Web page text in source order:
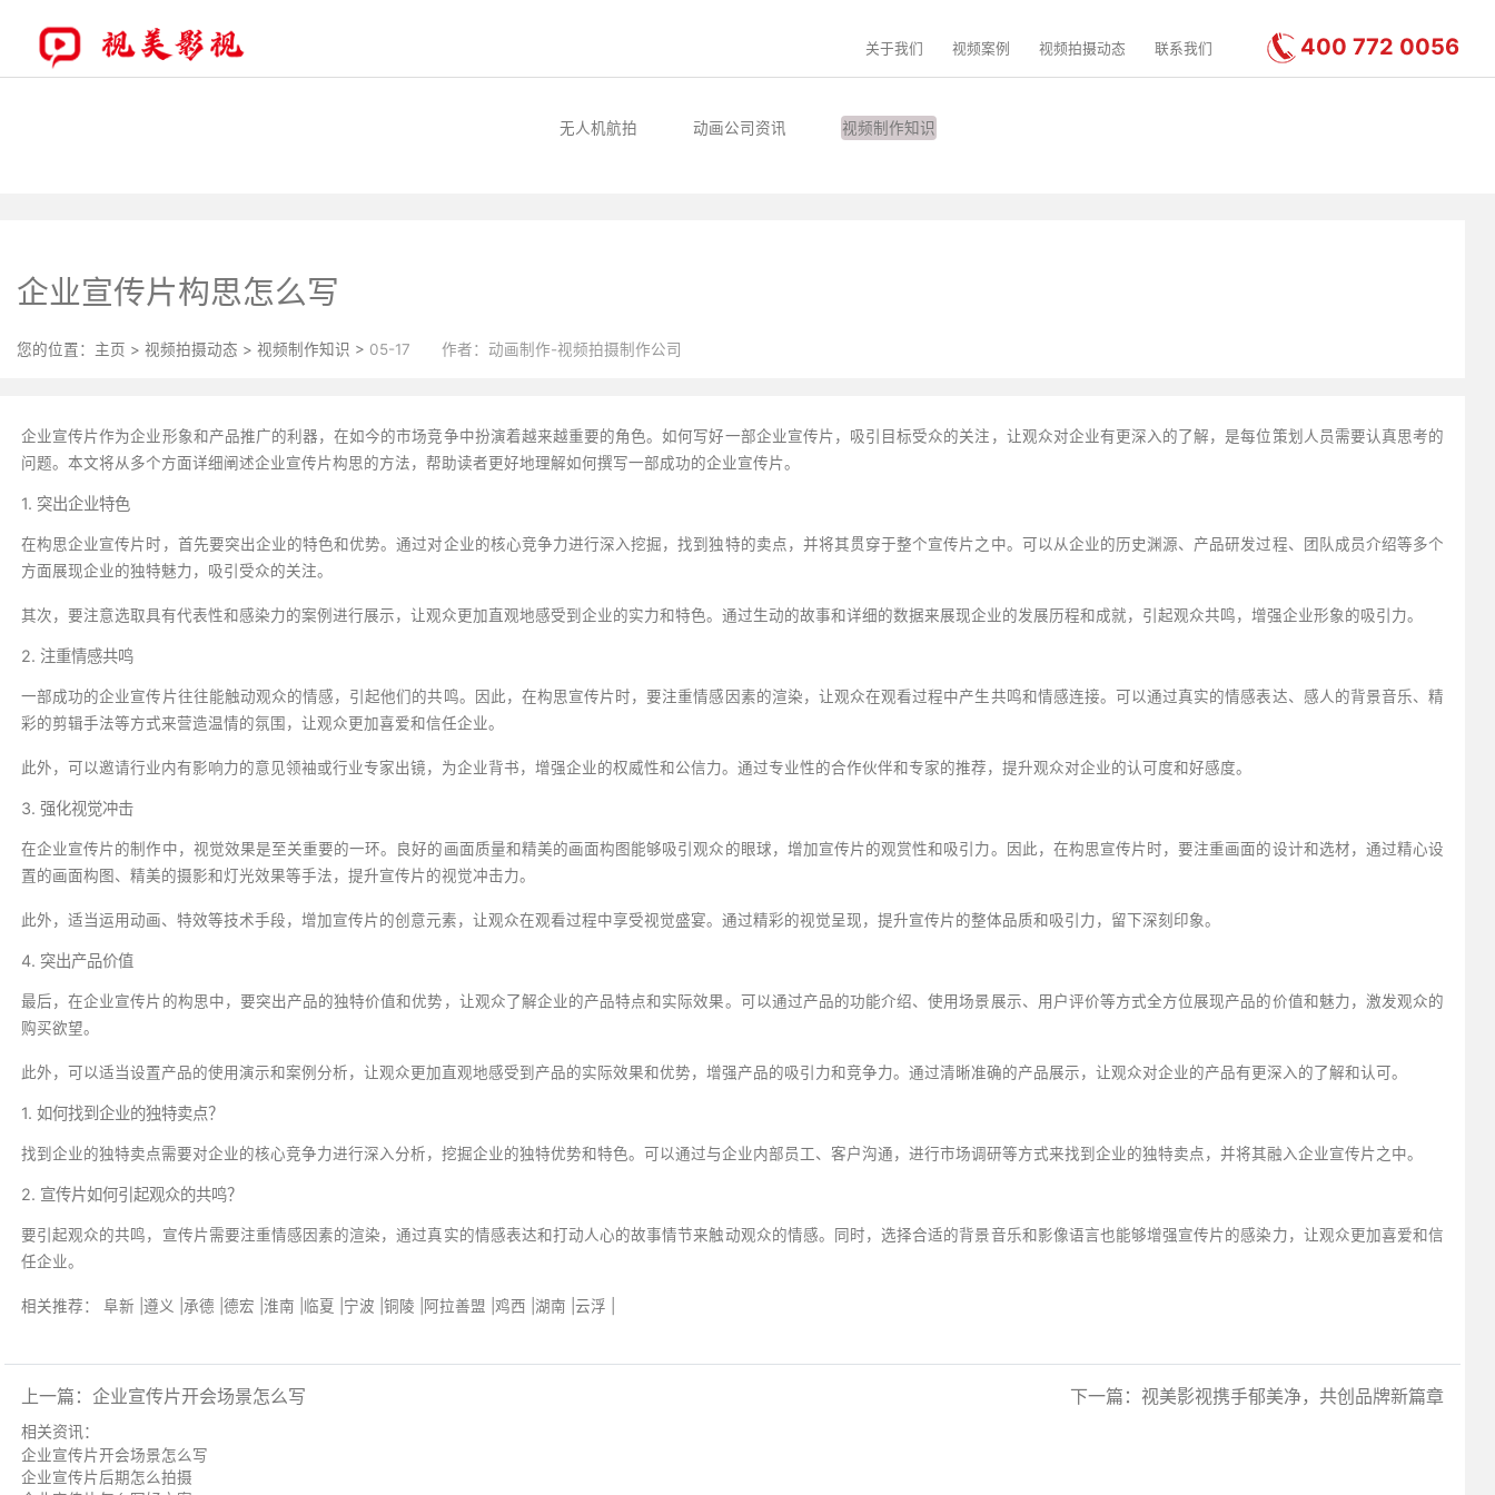
关于我们 视频案例 视频拍摄动态 联系我们 400 772 0056
无人机航拍 动画公司资讯 视频制作知识
企业宣传片构思怎么写
您的位置： 主页 > 视频拍摄动态 > 视频制作知识 > 05-17 作者：动画制作-视频拍摄制作公司
企业宣传片作为企业形象和产品推广的利器，在如今的市场竞争中扮演着越来越重要的角色。如何写好一部企业宣传片，吸引目标受众的关注，让观众对企业有更深入的了解，是每位策划人员需要认真思考的
问题。本文将从多个方面详细阐述企业宣传片构思的方法，帮助读者更好地理解如何撰写一部成功的企业宣传片。
1. 突出企业特色
在构思企业宣传片时，首先要突出企业的特色和优势。通过对企业的核心竞争力进行深入挖掘，找到独特的卖点，并将其贯穿于整个宣传片之中。可以从企业的历史渊源、产品研发过程、团队成员介绍等多个
方面展现企业的独特魅力，吸引受众的关注。
其次，要注意选取具有代表性和感染力的案例进行展示，让观众更加直观地感受到企业的实力和特色。通过生动的故事和详细的数据来展现企业的发展历程和成就，引起观众共鸣，增强企业形象的吸引力。
2. 注重情感共鸣
一部成功的企业宣传片往往能触动观众的情感，引起他们的共鸣。因此，在构思宣传片时，要注重情感因素的渲染，让观众在观看过程中产生共鸣和情感连接。可以通过真实的情感表达、感人的背景音乐、精
彩的剪辑手法等方式来营造温情的氛围，让观众更加喜爱和信任企业。
此外，可以邀请行业内有影响力的意见领袖或行业专家出镜，为企业背书，增强企业的权威性和公信力。通过专业性的合作伙伴和专家的推荐，提升观众对企业的认可度和好感度。
3. 强化视觉冲击
在企业宣传片的制作中，视觉效果是至关重要的一环。良好的画面质量和精美的画面构图能够吸引观众的眼球，增加宣传片的观赏性和吸引力。因此，在构思宣传片时，要注重画面的设计和选材，通过精心设
置的画面构图、精美的摄影和灯光效果等手法，提升宣传片的视觉冲击力。
此外，适当运用动画、特效等技术手段，增加宣传片的创意元素，让观众在观看过程中享受视觉盛宴。通过精彩的视觉呈现，提升宣传片的整体品质和吸引力，留下深刻印象。
4. 突出产品价值
最后，在企业宣传片的构思中，要突出产品的独特价值和优势，让观众了解企业的产品特点和实际效果。可以通过产品的功能介绍、使用场景展示、用户评价等方式全方位展现产品的价值和魅力，激发观众的
购买欲望。
此外，可以适当设置产品的使用演示和案例分析，让观众更加直观地感受到产品的实际效果和优势，增强产品的吸引力和竞争力。通过清晰准确的产品展示，让观众对企业的产品有更深入的了解和认可。
1. 如何找到企业的独特卖点？
找到企业的独特卖点需要对企业的核心竞争力进行深入分析，挖掘企业的独特优势和特色。可以通过与企业内部员工、客户沟通，进行市场调研等方式来找到企业的独特卖点，并将其融入企业宣传片之中。
2. 宣传片如何引起观众的共鸣？
要引起观众的共鸣，宣传片需要注重情感因素的渲染，通过真实的情感表达和打动人心的故事情节来触动观众的情感。同时，选择合适的背景音乐和影像语言也能够增强宣传片的感染力，让观众更加喜爱和信
任企业。
相关推荐： 阜新 遵义 承德 德宏 淮南 临夏 宁波 铜陵 阿拉善盟 鸡西 湖南 云浮
上一篇： 企业宣传片开会场景怎么写 下一篇： 视美影视携手郁美净，共创品牌新篇章
相关资讯 ：
企业宣传片开会场景怎么写
企业宣传片后期怎么拍摄